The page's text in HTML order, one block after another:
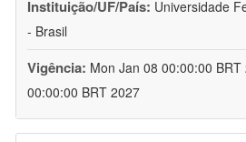
Instituição/UF/País: Universidade
- Brasil
Vigência: Mon Jan 08 00:00:00 BRT
00:00:00 BRT 2027